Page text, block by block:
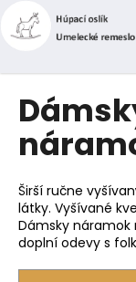
obsah
Širší ručne
látky. Vyšívané
Dámsky náramok
doplní odevy s
o
í
Späť
Späť
Č
o
p
t
r
e
b